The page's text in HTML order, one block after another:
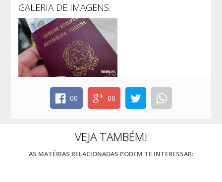
GALERIA DE IMAGENS:
00 00
VEJA TAMBÉM!
AS MATÉRIAS RELACIONADAS PODEM TE INTERESSAR: